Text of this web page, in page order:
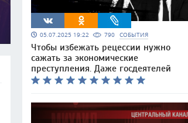
05.07.2025 19:22 790 СОБЫТИЯ
Чтобы избежать рецессии нужно
сажать за экономические
преступления. Даже госдеятелей